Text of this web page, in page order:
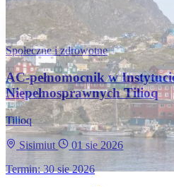
Społeczne i zdrowotne
AC-pełnomocnik w
Niepełnosprawnych Tilioq
Tilioq
Sisimiut
01 sie 2026
Termin: 30 sie 2026